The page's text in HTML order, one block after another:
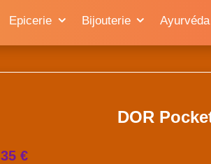
Epicerie Bijouterie Ayurvéda
DOR
35 €